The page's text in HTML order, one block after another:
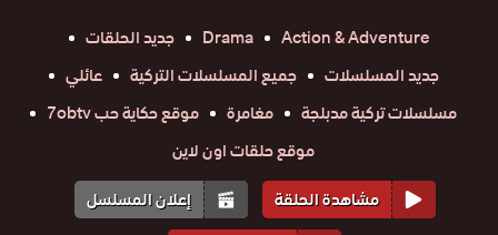
Action & Adventure
Drama
جديد الحلقات
جديد المسلسلات
جميع المسلسلات التركية
عائلي
مسلسلات تركية مدبلجة
مغامرة
موقع حكاية حب 7obtv
موقع حلقات اون لاين
مشاهدة الحلقة
إعلان المسلسل